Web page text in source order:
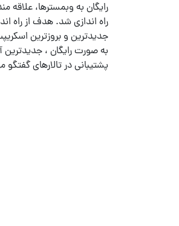
رایگان به وبمسترها، علاقه
راه اندازی شد. هدف از راه
جدیدترین و بروزترین
به صورت رایگان ،
پشتیبانی در تالارهای گفتگو